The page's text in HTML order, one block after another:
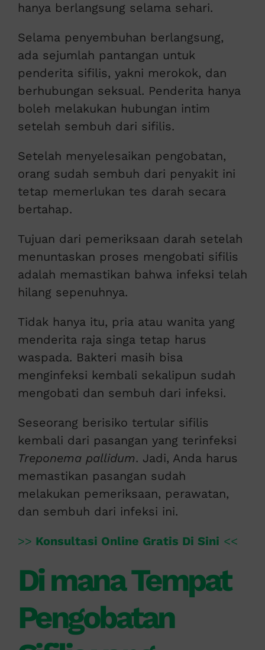
hanya berlangsung selama sehari.
Selama penyembuhan berlangsung,
ada sejumlah pantangan untuk
penderita sifilis, yakni merokok, dan
berhubungan seksual. Penderita hanya
boleh melakukan hubungan intim
setelah sembuh dari sifilis.
Setelah menyelesaikan pengobatan,
orang sudah sembuh dari penyakit ini
tetap memerlukan tes darah secara
bertahap.
Tujuan dari pemeriksaan darah setelah
menuntaskan proses mengobati sifilis
adalah memastikan bahwa infeksi telah
hilang sepenuhnya.
Tidak hanya itu, pria atau wanita yang
menderita raja singa tetap harus
waspada. Bakteri masih bisa
menginfeksi kembali sekalipun sudah
mengobati dan sembuh dari infeksi.
Seseorang berisiko tertular sifilis
kembali dari pasangan yang terinfeksi
Treponema pallidum. Jadi, Anda harus
memastikan pasangan sudah
melakukan pemeriksaan, perawatan,
dan sembuh dari infeksi ini.
>> Konsultasi Online Gratis Di Sini <<
Di mana Tempat
Pengobatan